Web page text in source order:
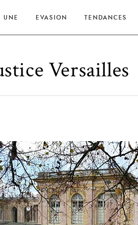
UNE EVASION TENDANCES
Versailles